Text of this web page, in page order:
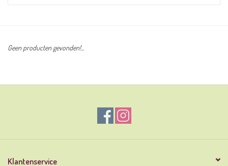
Geen producten gevonden!...
Klantenservice